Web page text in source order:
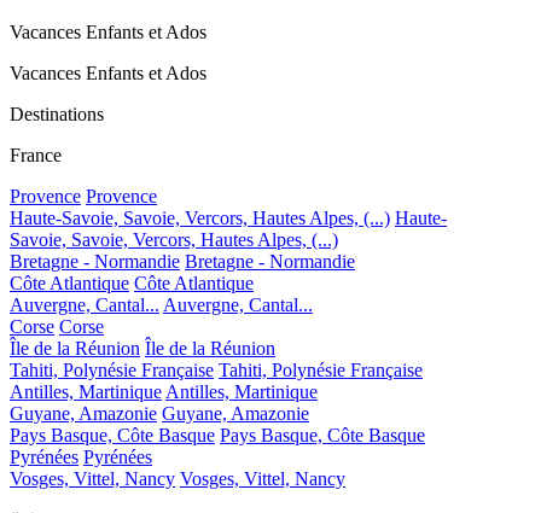
Vacances Enfants et Ados
Vacances Enfants et Ados
Destinations
France
Provence Provence
Haute-Savoie, Savoie, Vercors, Hautes Alpes, (...) Haute-
Savoie, Savoie, Vercors, Hautes Alpes, (...)
Bretagne - Normandie Bretagne - Normandie
Côte Atlantique Côte Atlantique
Auvergne, Cantal... Auvergne, Cantal...
Corse Corse
Île de la Réunion Île de la Réunion
Tahiti, Polynésie Française Tahiti, Polynésie Française
Antilles, Martinique Antilles, Martinique
Guyane, Amazonie Guyane, Amazonie
Pays Basque, Côte Basque Pays Basque, Côte Basque
Pyrénées Pyrénées
Vosges, Vittel, Nancy Vosges, Vittel, Nancy